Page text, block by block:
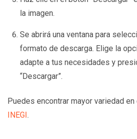
la imagen.
Se abrirá una ventana para
formato de descarga. Elige la
adapte a tus necesidades y
“Descargar”.
Puedes encontrar mayor variedad
INEGI.